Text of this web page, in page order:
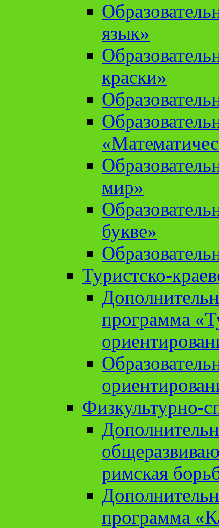
язык»
краски»
мир»
букве»
Туристско-
программа
Физкультурно-
римская
программа